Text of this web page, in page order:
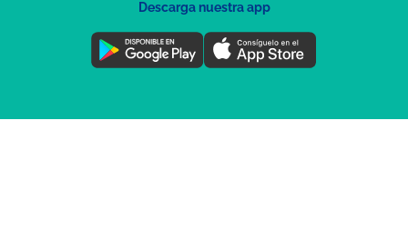
Descarga nuestra app